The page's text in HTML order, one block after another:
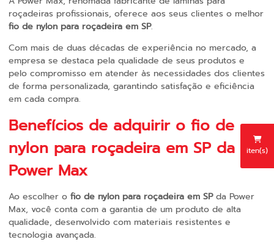
iten(s)
roçadeiras profissionais, oferece aos seus clientes o melhor
fio de nylon para roçadeira em SP.
Com mais de duas décadas de experiência no mercado, a
empresa se destaca pela qualidade de seus produtos e
pelo compromisso em atender às necessidades dos clientes
de forma personalizada, garantindo satisfação e eficiência
em cada compra.
Benefícios de adquirir o fio de
nylon para roçadeira em SPda
Power Max
Ao escolher o fio de nylon para roçadeira em SPda Power
Max, você conta com a garantia de um produto de alta
qualidade, desenvolvido com materiais resistentes e
tecnologia avançada.